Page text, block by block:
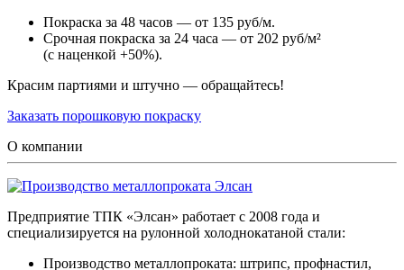
Покраска за 48 часов — от 135 руб/м.
Срочная покраска за 24 часа — от 202 руб/м²
(с наценкой +50%).
Красим партиями и штучно — обращайтесь!
Заказать порошковую покраску
О компании
Предприятие ТПК «Элсан» работает с 2008 года и
специализируется на рулонной холоднокатаной стали:
Производство металлопроката: штрипс, профнастил,